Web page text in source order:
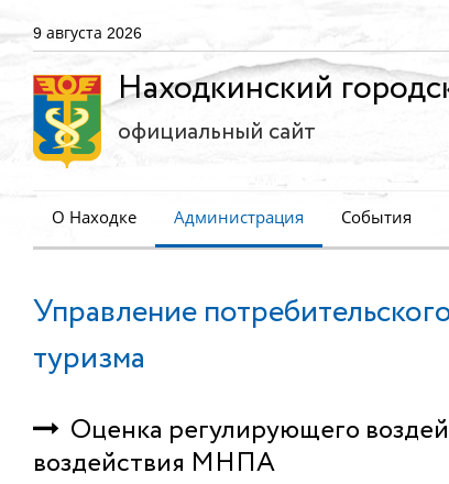
9 августа 2026
Находкинский
официальный сайт
О Находке Администрация События
Управление
туризма
Оценка регулирующего
воздействия МНПА